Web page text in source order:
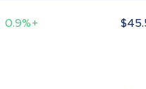
$
+0.9%